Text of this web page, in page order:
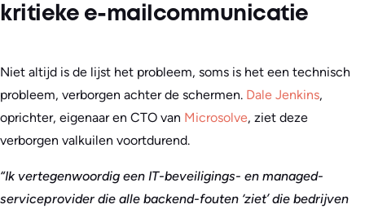
kritieke e-mailcommunicatie
Niet altijd is de lijst het probleem, soms is het een technisch
probleem, verborgen achter de schermen. Dale Jenkins,
oprichter, eigenaar en CTO van Microsolve, ziet deze
verborgen valkuilen voortdurend.
“Ik vertegenwoordig een IT-beveiligings- en managed-
serviceprovider die alle backend-fouten ‘ziet’ die bedrijven